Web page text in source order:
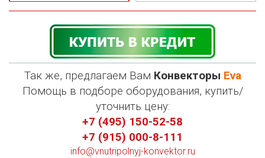
Так же, предлагаем Вам Конвекторы Eva
Помощь в подборе оборудования, купить/
уточнить цену:
+7 (495) 150-52-58
+7 (915) 000-8-111
info@vnutripolnyj-konvektor.ru